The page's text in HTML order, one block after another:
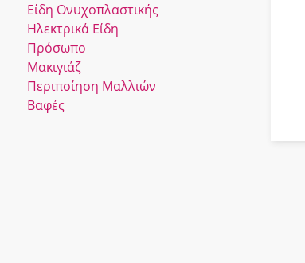
Είδη Ονυχοπλαστικής
Ηλεκτρικά Είδη
Πρόσωπο
Μακιγιάζ
Περιποίηση Μαλλιών
Βαφές